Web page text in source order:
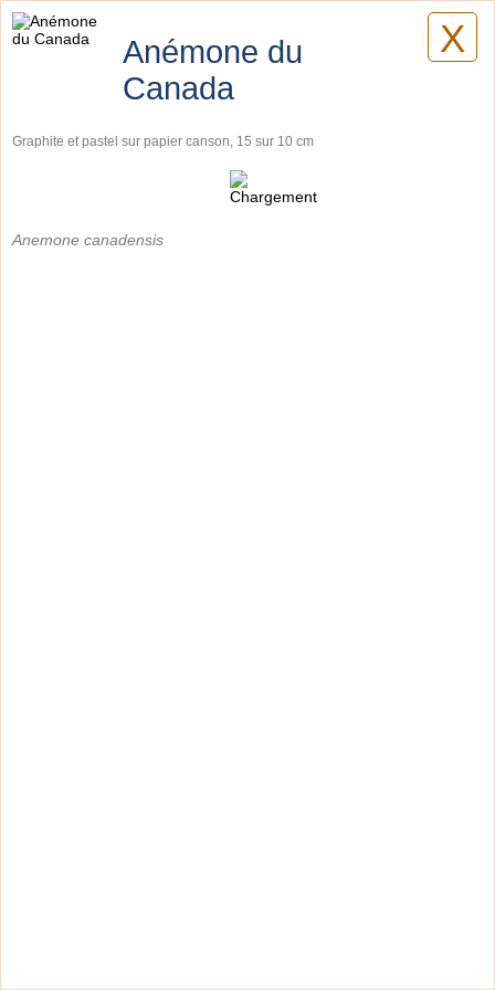
Lilyane Coulombe
Dessins
X
Anémone du
Canada
Graphite et pastel sur papier canson, 15 sur 10 cm
Anemone canadensis